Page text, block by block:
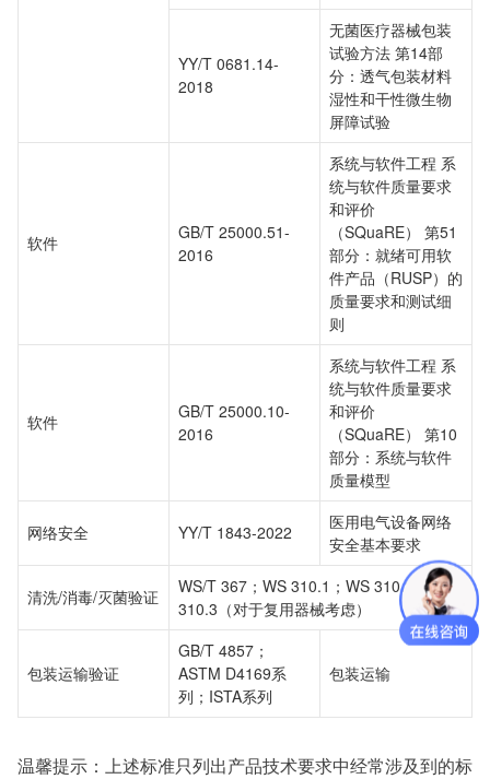
YY/T 0681.14-
2018
无菌医疗器械包装
试验方法 第14部
分：透气包装材料
湿性和干性微生物
屏障试验
软件
GB/T 25000.51-
2016
系统与软件工程 系
统与软件质量要求
和评价
（SQuaRE） 第51
部分：就绪可用软
件产品（RUSP）的
质量要求和测试细
则
软件
GB/T 25000.10-
2016
系统与软件工程 系
统与软件质量要求
和评价
（SQuaRE） 第10
部分：系统与软件
质量模型
网络安全 YY/T 1843-2022
医用电气设备网络
安全基本要求
清洗/消毒/灭菌验证
WS/T 367；WS 310.1；WS 310.2；WS
310.3（对于复用器械考虑）
包装运输验证
GB/T 4857；
ASTM D4169系
列；ISTA系列
包装运输
温馨提示：上述标准只列出产品技术要求中经常涉及到的标